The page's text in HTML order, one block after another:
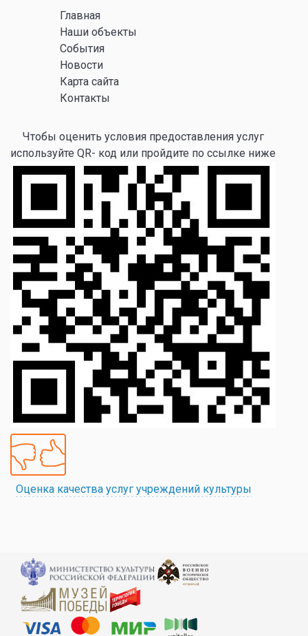
Главная
Наши объекты
События
Новости
Карта сайта
Контакты
Чтобы оценить условия предоставления услуг
используйте QR- код или пройдите по ссылке ниже
Оценка качества услуг учреждений культуры